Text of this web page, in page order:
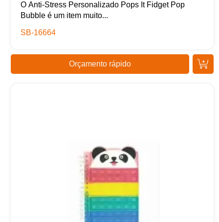
O Anti-Stress Personalizado Pops It Fidget Pop
Bubble é um item muito...
SB-16664
Orçamento rápido